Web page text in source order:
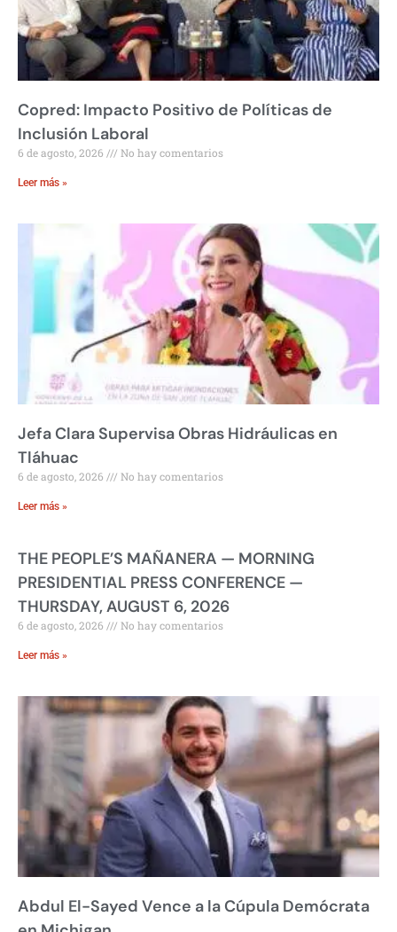
Copred: Impacto Positivo de Políticas de
Inclusión Laboral
6 de agosto, 2026 No hay comentarios
Leer más »
Jefa Clara Supervisa Obras Hidráulicas en
Tláhuac
6 de agosto, 2026 No hay comentarios
Leer más »
THE PEOPLE’S MAÑANERA — MORNING
PRESIDENTIAL PRESS CONFERENCE —
THURSDAY, AUGUST 6, 2026
6 de agosto, 2026 No hay comentarios
Leer más »
Abdul El-Sayed Vence a la Cúpula Demócrata